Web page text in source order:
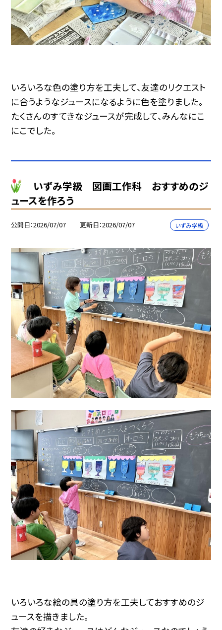
いろいろな色の塗り方を工夫して、友達のリクエスト
に合うようなジュースになるように色を塗りました。
たくさんのすてきなジュースが完成して、みんなにこ
にこでした。
いずみ学級 図画工作科 おすすめのジ
ュースを作ろう
公開日 2026/07/07 更新日 2026/07/07 いずみ学級
いろいろな絵の具の塗り方を工夫しておすすめのジ
ュースを描きました。